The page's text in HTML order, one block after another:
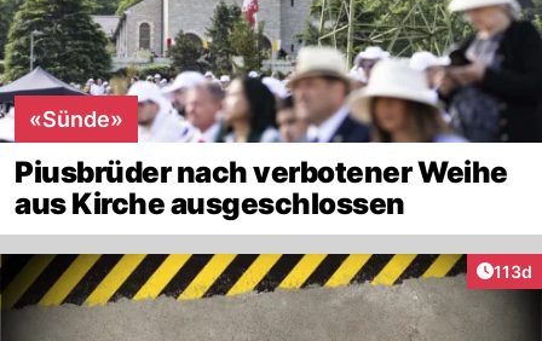
«Sünde»
Piusbrüder nach verbotener Weihe
aus Kirche ausgeschlossen
113d